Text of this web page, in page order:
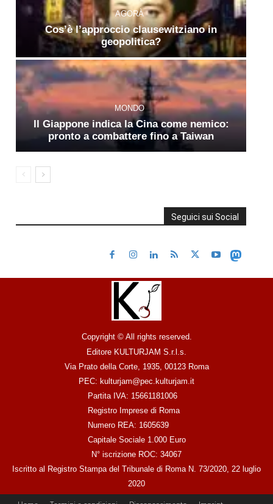
AGORÀ
Cos’è l’approccio clausewitziano in
geopolitica?
MONDO
Il Giappone indica la Cina come nemico:
pronto a combattere fino a Taiwan
Seguici sui Social
Copyright © All rights reserved.
Editore KULTURJAM S.r.l.s.
Via Prato della Corte, 1935, 00123 Roma
PEC: kulturjam@pec.kulturjam.it
Partita IVA: 15661181006
Registro Imprese di Roma
Numero REA: 1605639
Capitale Sociale 1.000 Euro
N° iscrizione ROC: 34067
Iscritto al Registro Stampa del Tribunale di Roma N. 73/2020, 22 luglio
2020